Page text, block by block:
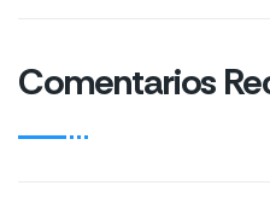
Comentarios